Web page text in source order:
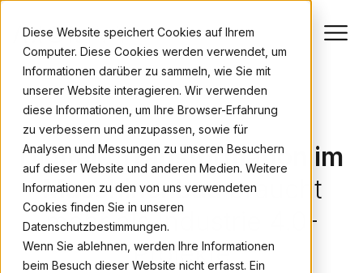
Diese Website speichert Cookies auf Ihrem
Computer. Diese Cookies werden verwendet, um
Informationen darüber zu sammeln, wie Sie mit
unserer Website interagieren. Wir verwenden
diese Informationen, um Ihre Browser-Erfahrung
zu verbessern und anzupassen, sowie für
Analysen und Messungen zu unseren Besuchern
auf dieser Website und anderen Medien. Weitere
Informationen zu den von uns verwendeten
Cookies finden Sie in unseren
Datenschutzbestimmungen.
Wenn Sie ablehnen, werden Ihre Informationen
beim Besuch dieser Website nicht erfasst. Ein
AXON IVYNSIGHTS
Digitale Transformation im
Maschinenbaubraucht
mehr als Industrie 4.0-
Projekte